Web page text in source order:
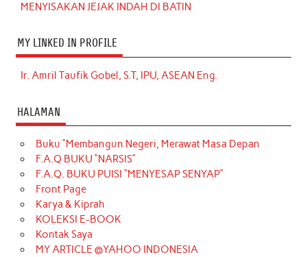
MENYISAKAN JEJAK INDAH DI BATIN
MY LINKED IN PROFILE
Ir. Amril Taufik Gobel, S.T, IPU, ASEAN Eng.
HALAMAN
Buku “Membangun Negeri, Merawat Masa Depan
F.A.Q BUKU “NARSIS”
F.A.Q. BUKU PUISI “MENYESAP SENYAP”
Front Page
Karya & Kiprah
KOLEKSI E-BOOK
Kontak Saya
MY ARTICLE @YAHOO INDONESIA